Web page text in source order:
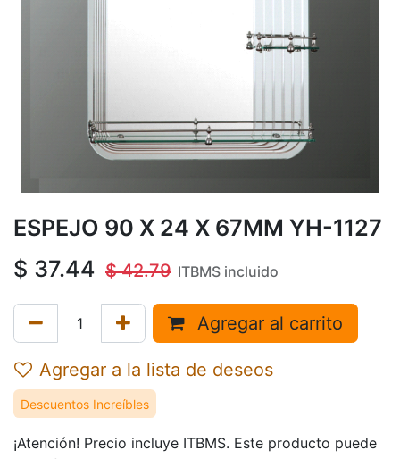
ESPEJO 90 X 24 X 67MM YH-1127
$ 37.44 $42.79 ITBMS incluido
Agregar al carrito
Agregar a la lista de deseos
Descuentos Increíbles
¡Atención! Precio incluye ITBMS. Este producto puede